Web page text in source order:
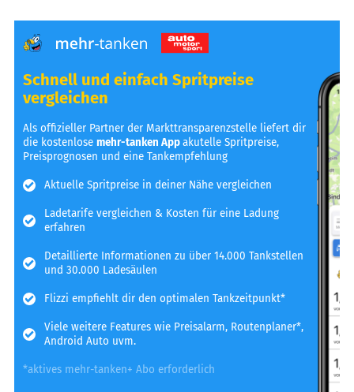
Schnell und einfach Spritpreise
vergleichen
Als offizieller Partner der Markttransparenzstelle liefert dir
die kostenlosemehr-tanken Appakutelle Spritpreise,
Preisprognosen und eine Tankempfehlung
Aktuelle Spritpreise in deiner Nähe vergleichen
Ladetarife vergleichen & Kosten für eine Ladung
erfahren
Detaillierte Informationen zu über 14.000 Tankstellen
und 30.000 Ladesäulen
Flizzi empfiehlt dir den optimalen Tankzeitpunkt*
Viele weitere Features wie Preisalarm, Routenplaner*,
Android Auto uvm.
*aktives mehr-tanken+ Abo erforderlich